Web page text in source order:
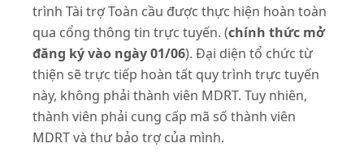
trình Tài trợ Toàn cầu được thực hiện hoàn toàn
qua cổng thông tin trực tuyến. (chính thức mở
đăng ký vào ngày 01/06). Đại diện tổ chức từ
thiện sẽ trực tiếp hoàn tất quy trình trực tuyến
này, không phải thành viên MDRT. Tuy nhiên,
thành viên phải cung cấp mã số thành viên
MDRT và thư bảo trợ của mình.